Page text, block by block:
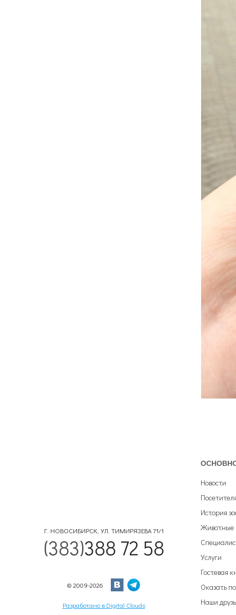
Г. НОВОСИБИРСК, УЛ. ТИМИРЯЗЕВА 71/1
(383)388 72 58
© 2009-2026
Разработано в Digital Clouds
Новости
История
Животные
Услуги
Гостевая
Оказать
Наши